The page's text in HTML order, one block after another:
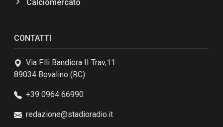
Calciomercato
CONTATTI
Via F.lli Bandiera II Trav,11
89034 Bovalino (RC)
+39 0964 66990
redazione@stadioradio.it